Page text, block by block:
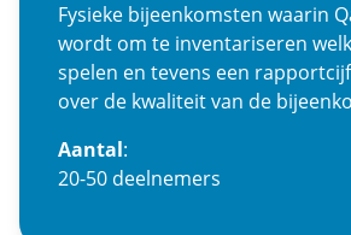
Fysieke bijeenkomsten waarin
wordt om te inventariseren
spelen en tevens een
over de kwaliteit van de
Aantal:
20-50 deelnemers